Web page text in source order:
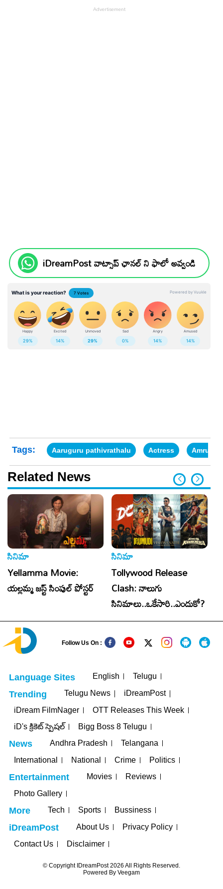
iDreamPost వాట్సాప్ ఛానల్ ని ఫాలో అవ్వండి
Tags: Aaruguru pathivrathalu Actress Amrutha
Related News
సినిమా
Yellamma Movie:
యల్లమ్మ జస్ట్ సింపుల్ పోస్టర్
సినిమా
Tollywood Release
Clash: నాలుగు
సినిమాలు..ఒకేసారి..ఎందుకో?
Follow Us On :
Language Sites English Telugu
Trending Telugu News
iDreamPost
iDream FilmNager
OTT Releases This Week
iD's క్రికెట్ స్పెషల్
Bigg Boss 8 Telugu
News Andhra Pradesh
Telangana
International
National Crime Politics
Entertainment Movies
Reviews
Photo Gallery
More Tech Sports Bussiness
iDreamPost About Us
Privacy Policy
Contact Us
Disclaimer
© Copyright IDreamPost 2026 All Rights Reserved.
Powered By Veegam